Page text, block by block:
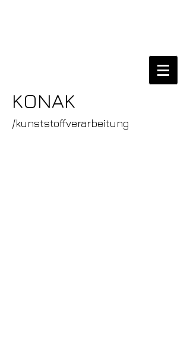
KONAK
/kunststoffverarbeitung